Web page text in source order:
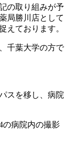
の取り組みが予
局勝川店として
えております。
千葉大学の方で
スを移し、病院
病院内の撮影